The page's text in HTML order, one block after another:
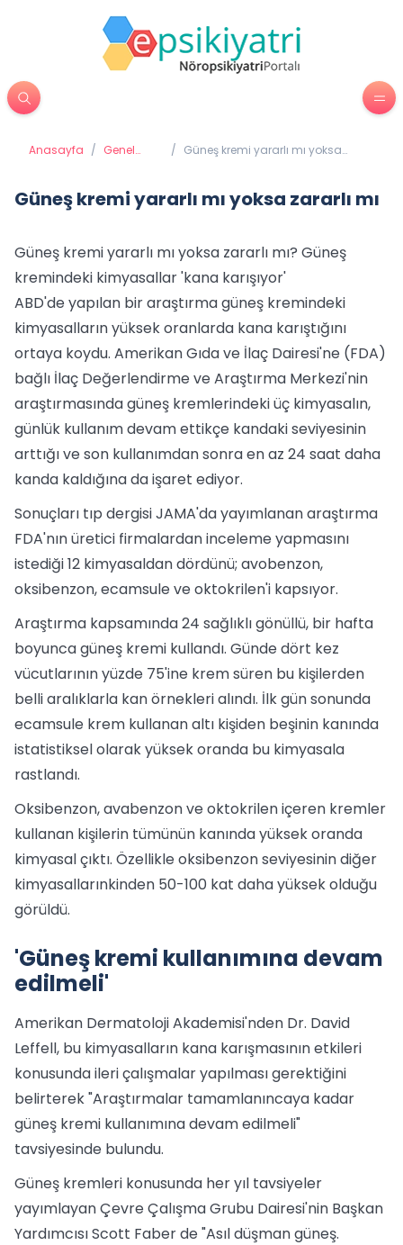
Anasayfa / Genel
/ Güneş kremi yararlı mı yoksa
Güneş kremi yararlı mı yoksa zararlı mı
Güneş kremi yararlı mı yoksa zararlı mı? Güneş
kremindeki kimyasallar 'kana karışıyor'
ABD'de yapılan bir araştırma güneş kremindeki
kimyasalların yüksek oranlarda kana karıştığını
ortaya koydu. Amerikan Gıda ve İlaç Dairesi'ne (FDA)
bağlı İlaç Değerlendirme ve Araştırma Merkezi'nin
araştırmasında güneş kremlerindeki üç kimyasalın,
günlük kullanım devam ettikçe kandaki seviyesinin
arttığı ve son kullanımdan sonra en az 24 saat daha
kanda kaldığına da işaret ediyor.
Sonuçları tıp dergisi JAMA'da yayımlanan araştırma
FDA'nın üretici firmalardan inceleme yapmasını
istediği 12 kimyasaldan dördünü; avobenzon,
oksibenzon, ecamsule ve oktokrilen'i kapsıyor.
Araştırma kapsamında 24 sağlıklı gönüllü, bir hafta
boyunca güneş kremi kullandı. Günde dört kez
vücutlarının yüzde 75'ine krem süren bu kişilerden
belli aralıklarla kan örnekleri alındı. İlk gün sonunda
ecamsule krem kullanan altı kişiden beşinin kanında
istatistiksel olarak yüksek oranda bu kimyasala
rastlandı.
Oksibenzon, avabenzon ve oktokrilen içeren kremler
kullanan kişilerin tümünün kanında yüksek oranda
kimyasal çıktı. Özellikle oksibenzon seviyesinin diğer
kimyasallarınkinden 50-100 kat daha yüksek olduğu
görüldü.
'Güneş kremi kullanımına devam
edilmeli'
Amerikan Dermatoloji Akademisi'nden Dr. David
Leffell, bu kimyasalların kana karışmasının etkileri
konusunda ileri çalışmalar yapılması gerektiğini
belirterek "Araştırmalar tamamlanıncaya kadar
güneş kremi kullanımına devam edilmeli"
tavsiyesinde bulundu.
Güneş kremleri konusunda her yıl tavsiyeler
yayımlayan Çevre Çalışma Grubu Dairesi'nin Başkan
Yardımcısı Scott Faber de "Asıl düşman güneş.